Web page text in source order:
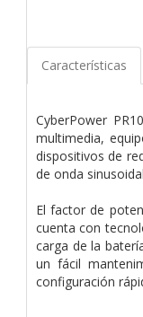
Características
CyberPower
multimedia,
dispositivos de
de onda
El factor de
cuenta con
carga de la
un fácil
configuración